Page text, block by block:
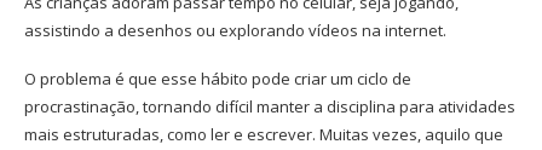
assistindo a desenhos ou explorando vídeos na internet.
O problema é que esse hábito pode criar um ciclo de
procrastinação, tornando difícil manter a disciplina para atividades
mais estruturadas, como ler e escrever. Muitas vezes, aquilo que